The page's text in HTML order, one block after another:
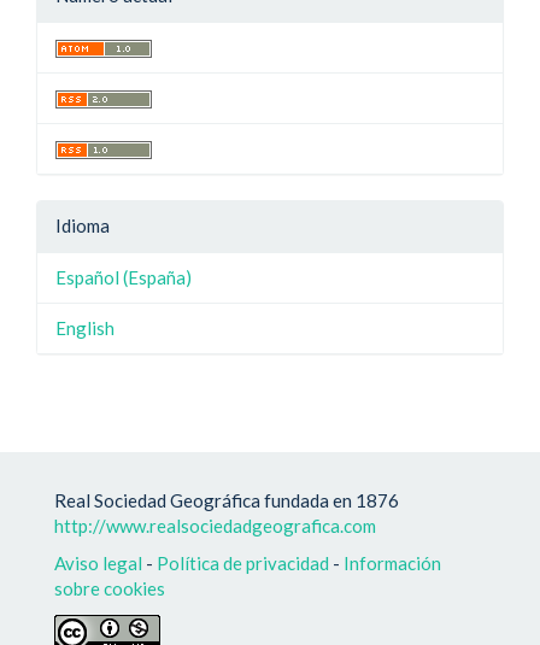
Idioma
Español (España)
English
Real Sociedad Geográfica fundada en 1876
http://www.realsociedadgeografica.com
Aviso legal - Política de privacidad - Información
sobre cookies